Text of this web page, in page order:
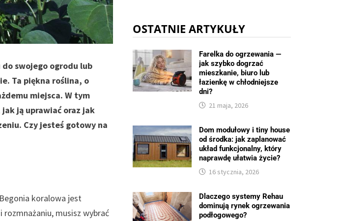
swojego ogrodu lub
Ta piękna roślina, o
miejsca. W tym
ją uprawiać oraz jak
Czy jesteś gotowy na
koralowa jest
musisz wybrać
OSTATNIE ARTYKUŁY
Farelka do ogrzewania —
jak szybko dogrzać
mieszkanie, biuro lub
łazienkę w chłodniejsze
dni?
21 maja, 2026
Dom modułowy i tiny house
od środka: jak zaplanować
układ funkcjonalny, który
naprawdę ułatwia życie?
16 stycznia, 2026
Dlaczego systemy Rehau
dominują rynek ogrzewania
podłogowego?